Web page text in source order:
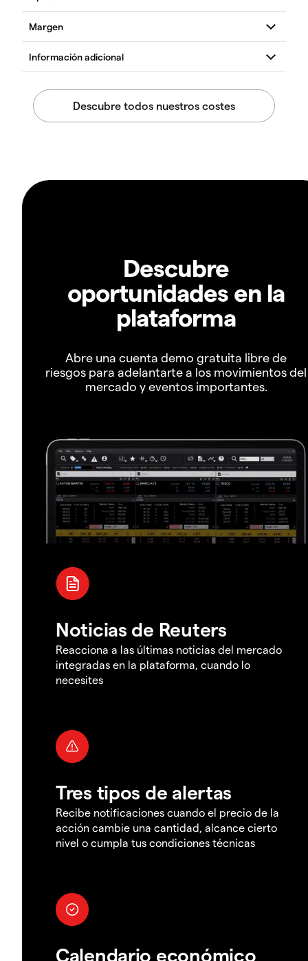
Descubre
oportunidades en la
plataforma
Abre una cuenta demo gratuita libre de
riesgos para adelantarte a los movimientos del
mercado y eventos importantes.
Noticias de Reuters
Reacciona a las últimas noticias del mercado
integradas en la plataforma, cuando lo
necesites
Tres tipos de alertas
Recibe notificaciones cuando el precio de la
acción cambie una cantidad, alcance cierto
nivel o cumpla tus condiciones técnicas
Calendario económico